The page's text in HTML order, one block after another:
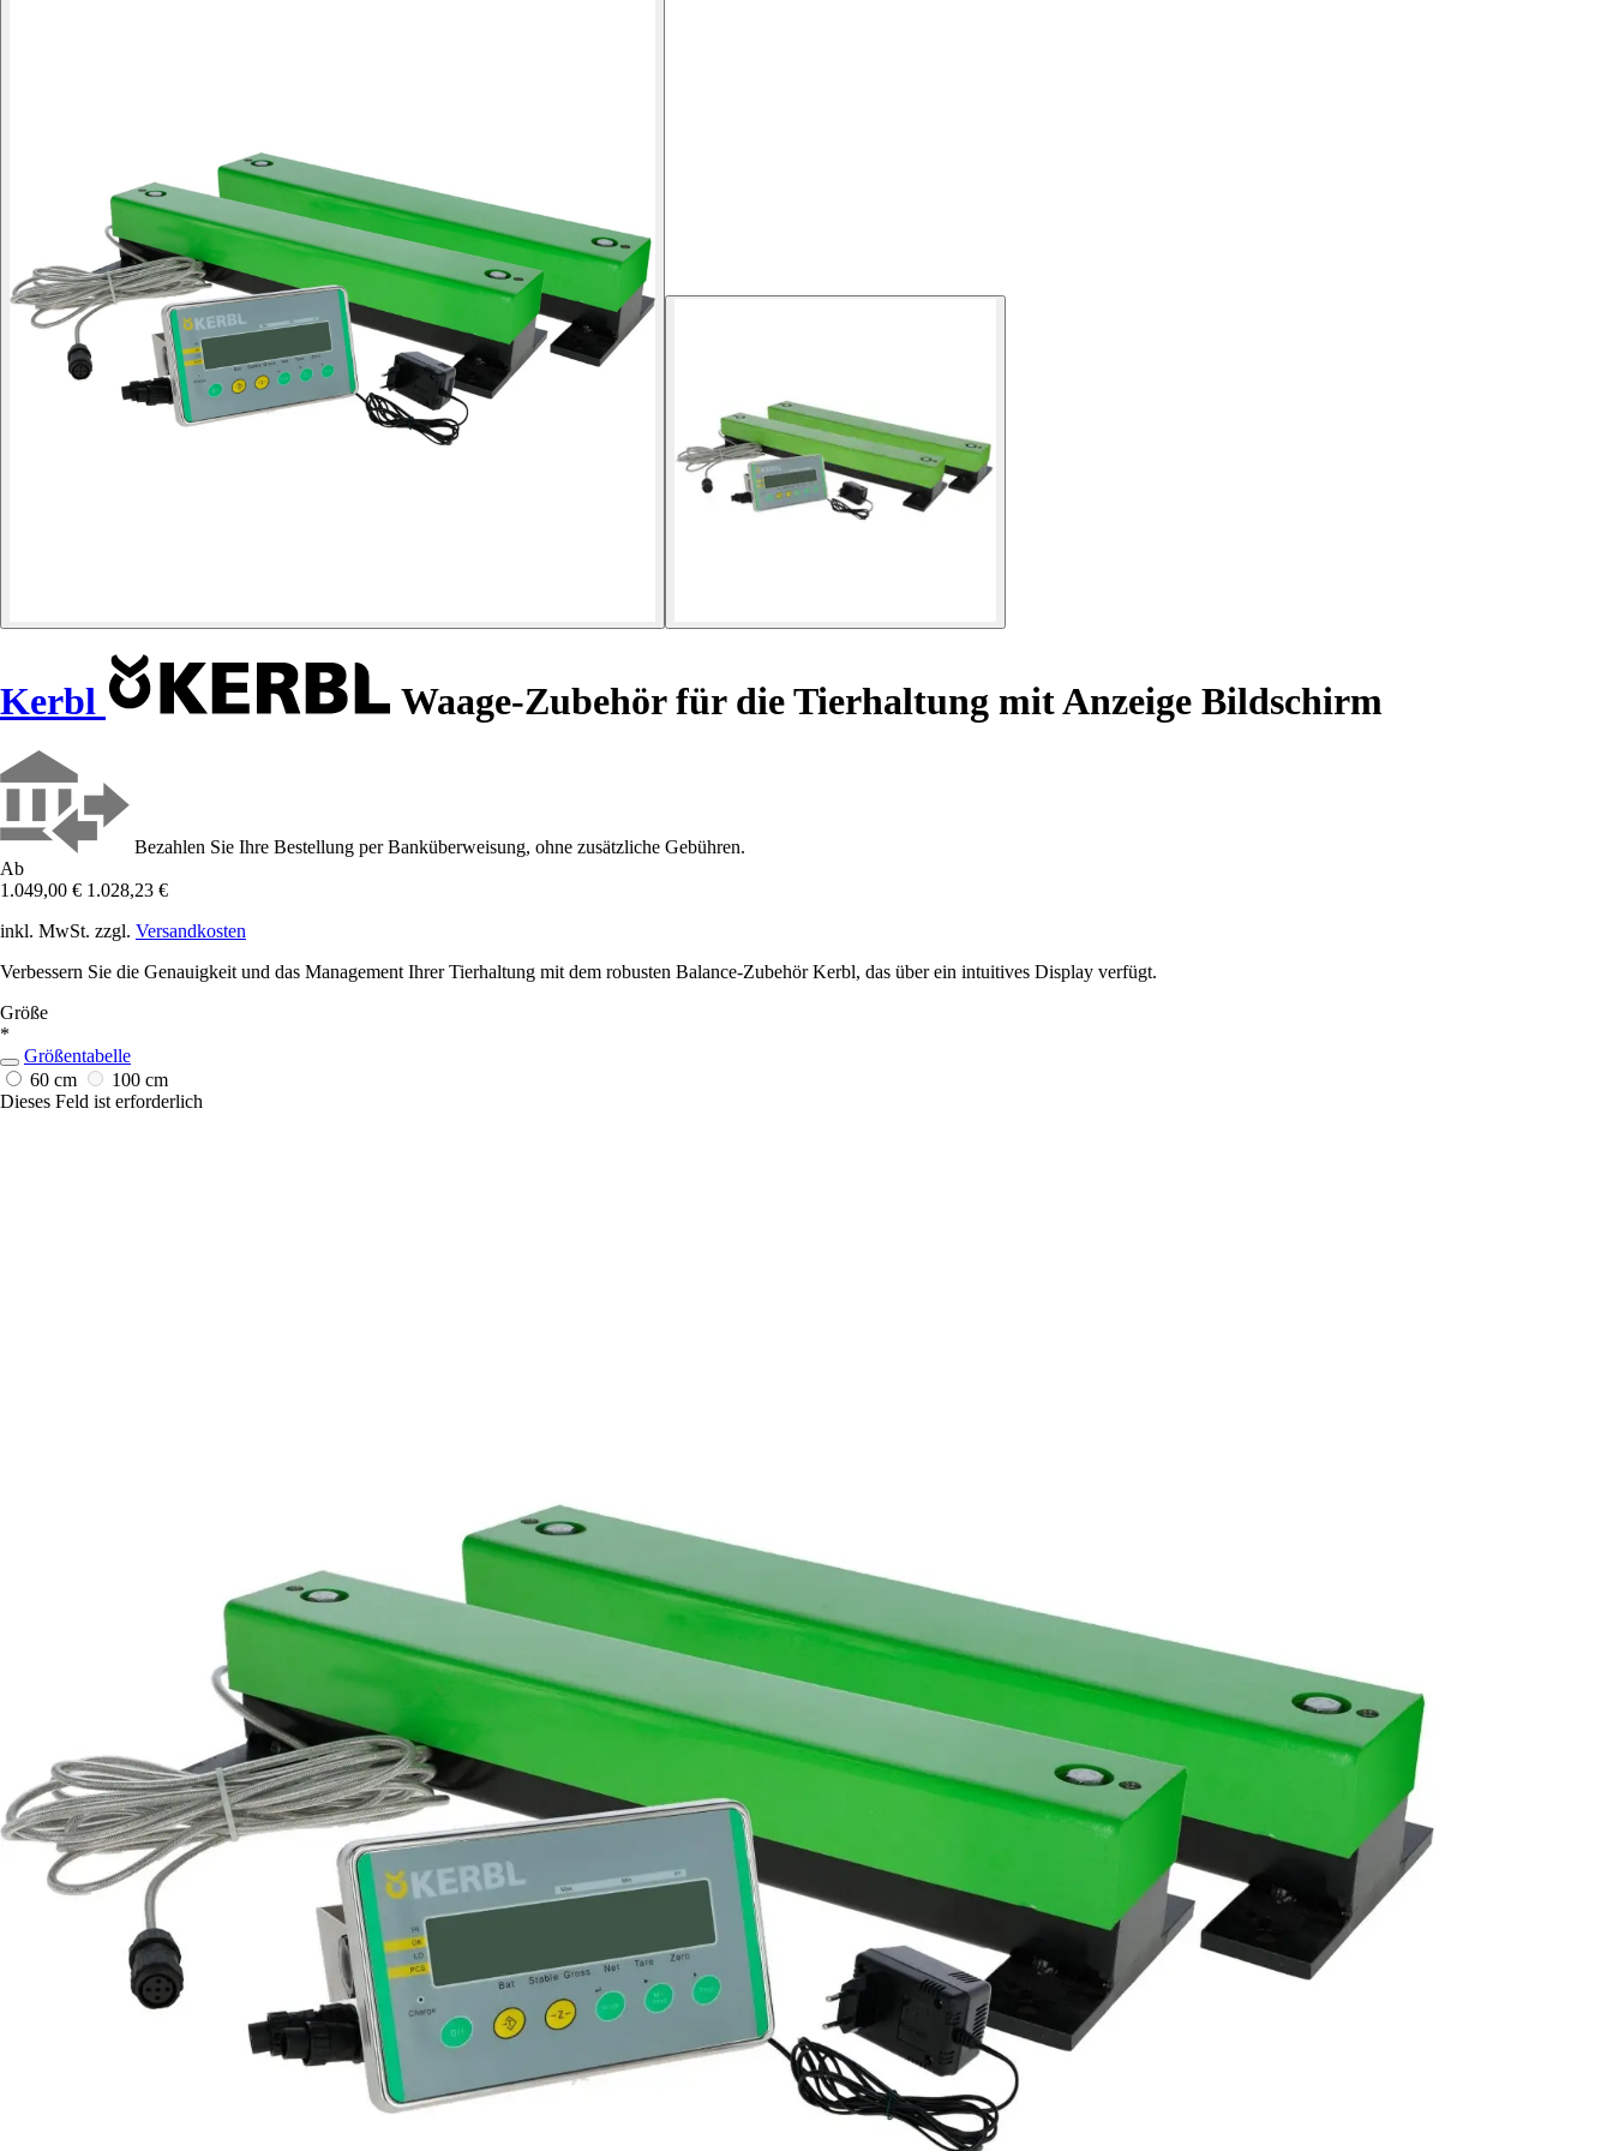
Kerbl Waage-Zubehör für die Tierhaltung mit Anzeige Bildschirm
Bezahlen Sie Ihre Bestellung per Banküberweisung, ohne zusätzliche Gebühren.
Ab
1.049,00 € 1.028,23 €
inkl. MwSt. zzgl. Versandkosten
Verbessern Sie die Genauigkeit und das Management Ihrer Tierhaltung mit dem robusten Balance-Zubehör Kerbl, das über ein intuitives Display verfügt.
Größe
*
Größentabelle
60 cm
100 cm
Dieses Feld ist erforderlich